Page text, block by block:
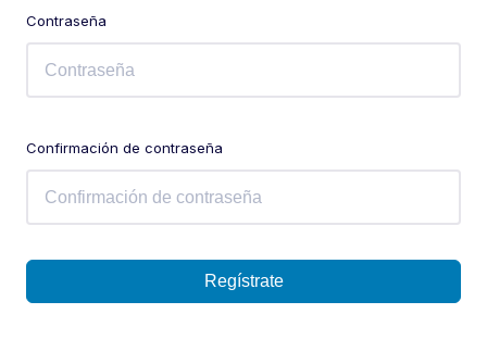
Contraseña
Confirmación de contraseña
Regístrate